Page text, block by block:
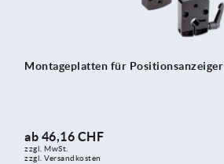
Montageplatten für Positionsanzeiger
ab 46,16 CHF
zzgl. MwSt.
zzgl. Versandkosten